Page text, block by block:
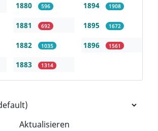
1880 596
1881 692
1882 1035
1883 1314
1894 1908
1895 1672
1896 1561
Aktualisieren